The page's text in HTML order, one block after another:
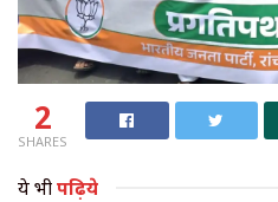
2
SHARES
ये भीपढ़िये